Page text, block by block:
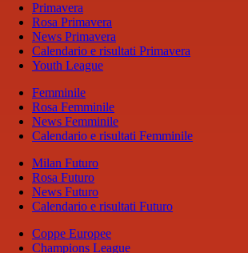
Primavera
Rosa Primavera
News Primavera
Calendario e risultati Primavera
Youth League
Femminile
Rosa Femminile
News Femminile
Calendario e risultati Femminile
Milan Futuro
Rosa Futuro
News Futuro
Calendario e risultati Futuro
Coppe Europee
Champions League